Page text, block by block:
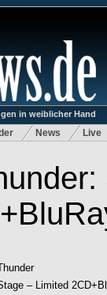
in weiblicher Hand
News Live
– Limited